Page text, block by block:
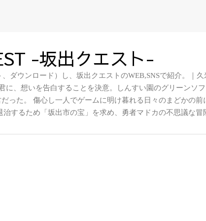
-坂出クエスト-
ダウンロード）し、坂出クエストのWEB,SNSで紹介。｜
、想いを告白することを決意。しんすい園のグリーンソ
った。 傷心し一人でゲームに明け暮れる日々のまどかの前
するため「坂出市の宝」を求め、勇者マドカの不思議な冒